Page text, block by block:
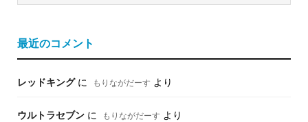
最近のコメント
レッドキングに もりながだーす より
ウルトラセブンに もりながだーす より